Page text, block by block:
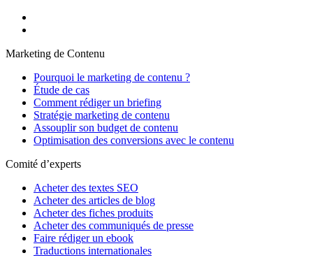
Marketing de Contenu
Pourquoi le marketing de contenu ?
Étude de cas
Comment rédiger un briefing
Stratégie marketing de contenu
Assouplir son budget de contenu
Optimisation des conversions avec le contenu
Comité d’experts
Acheter des textes SEO
Acheter des articles de blog
Acheter des fiches produits
Acheter des communiqués de presse
Faire rédiger un ebook
Traductions internationales